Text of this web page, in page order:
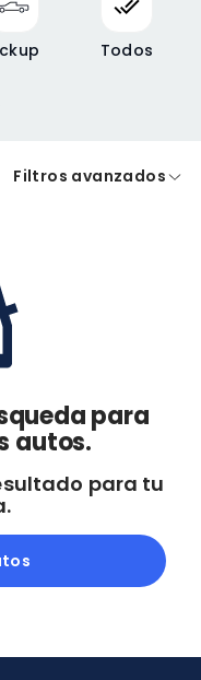
Todos
máximo
De contado
Negociar precio
Filtros avanzados
para
autos.
para tu